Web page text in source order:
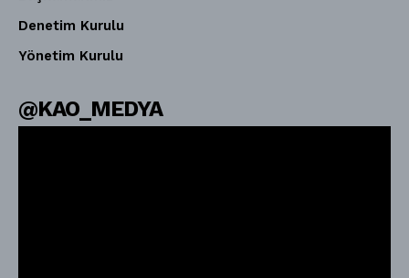
Denetim Kurulu
Yönetim Kurulu
@KAO_MEDYA